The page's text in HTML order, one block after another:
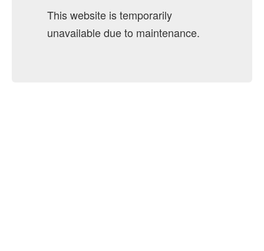
This website is temporarily
unavailable due to maintenance.